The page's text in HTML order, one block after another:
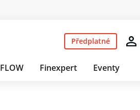
FLOW Finexpert Eventy
Předplatné